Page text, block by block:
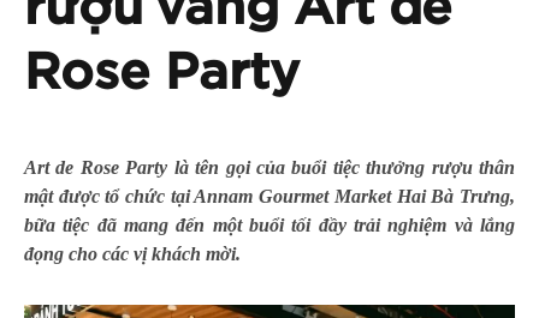
Rose Party
Art de Rose Party là tên gọi của buổi tiệc thưởng rượu thân
mật được tổ chức tại Annam Gourmet Market Hai Bà Trưng,
bữa tiệc đã mang đến một buổi tối đầy trải nghiệm và lắng
đọng cho các vị khách mời.